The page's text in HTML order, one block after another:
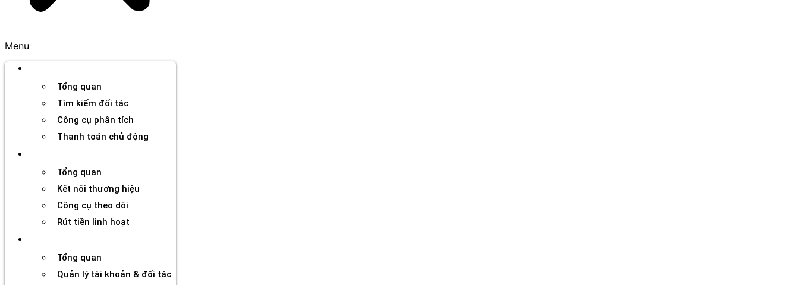
Menu
Tổng quan
Tìm kiếm đối tác
Công cụ phân tích
Thanh toán chủ động
Tổng quan
Kết nối thương hiệu
Công cụ theo dõi
Rút tiền linh hoạt
Tổng quan
Quản lý tài khoản & đối tác